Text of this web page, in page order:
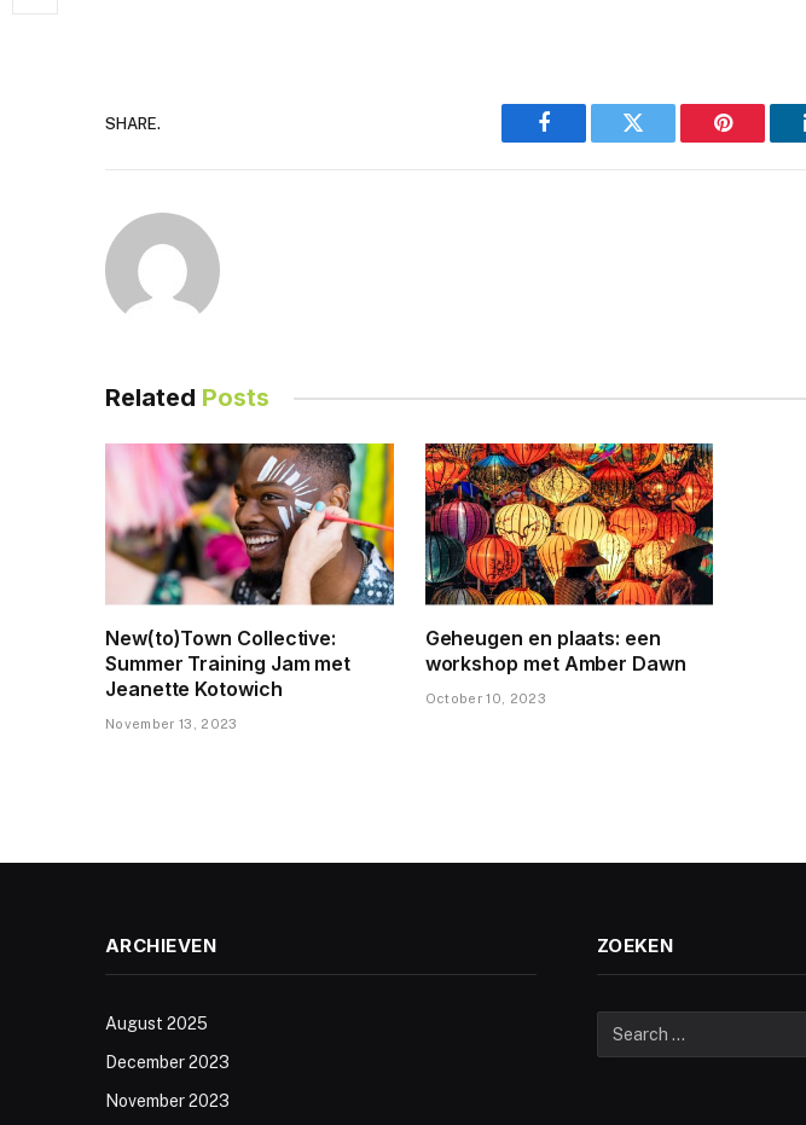
SHARE.
Facebook Twitter Pinterest
Related Posts
New(to)Town Collective:
Summer Training Jam met
Jeanette Kotowich
November 13, 2023
Geheugen en plaats: een
workshop met Amber Dawn
October 10, 2023
ARCHIEVEN
August 2025
December 2023
November 2023
ZOEKEN